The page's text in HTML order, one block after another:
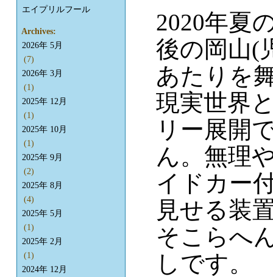
2020年夏
後の岡山(
あたりを
現実世界
リー展開
ん。無理
イドカー
見せる装
そこらへ
しです。
エイプリルフール
Archives:
2026年 5月
(7)
2026年 3月
(1)
2025年 12月
(1)
2025年 10月
(1)
2025年 9月
(2)
2025年 8月
(4)
2025年 5月
(1)
2025年 2月
(1)
2024年 12月